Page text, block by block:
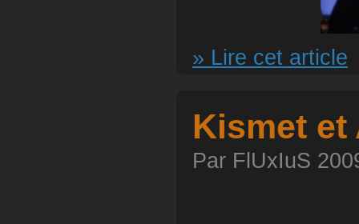
» Lire cet article
Kismet et
Par FlUxIuS